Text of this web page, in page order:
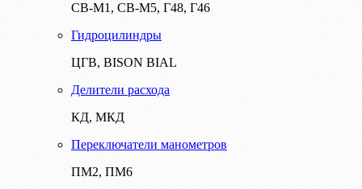
СВ-М1, СВ-М5, Г48, Г46
Гидроцилиндры
ЦГВ, BISON BIAL
Делители расхода
КД, МКД
Переключатели манометров
ПМ2, ПМ6